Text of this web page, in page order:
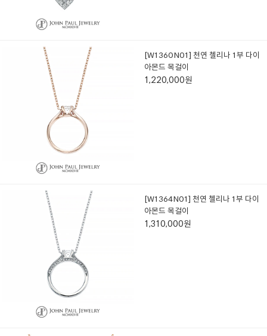
[W1360N01] 천연 첼리나 1부 다이
아몬드 목걸이
1,220,000원
[W1364N01] 천연 첼리나 1부 다이
아몬드 목걸이
1,310,000원